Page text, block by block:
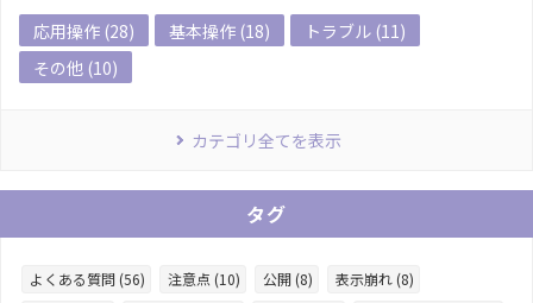
応用操作 (28) 基本操作 (18)
トラブル (11)
その他 (10)
カテゴリ全てを表示
タグ
よくある質問 (56) 注意点 (10) 公開 (8)
表示崩れ (8)